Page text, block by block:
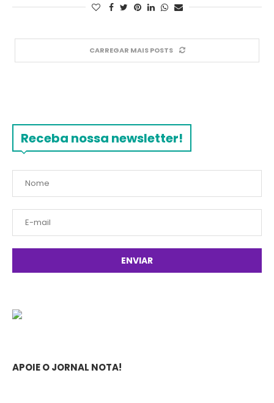
CARREGAR MAIS POSTS
Receba nossa newsletter!
APOIE O JORNAL NOTA!